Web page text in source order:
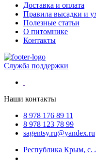
Доставка и оплата
Правила высадки и
Полезные статьи
О питомнике
Контакты
Служба поддержки
Наши контакты
8 978 176 89 11
8 978 123 78 99
sagentsy.ru@yandex.ru
Республика Крым, с.